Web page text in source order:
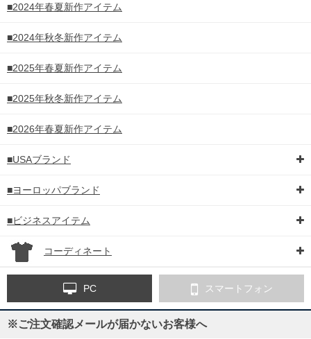
■2024年春夏新作アイテム
■2024年秋冬新作アイテム
■2025年春夏新作アイテム
■2025年秋冬新作アイテム
■2026年春夏新作アイテム
■USAブランド
■ヨーロッパブランド
■ビジネスアイテム
コーディネート
PC スマートフォン
※ご注文確認メールが届かないお客様へ